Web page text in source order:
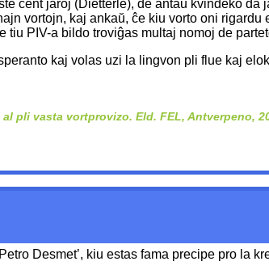
cent jaroj (Dietterle), de antaŭ kvindeko
vortojn, kaj ankaŭ, ĉe kiu vorto oni
tiu PIV-a bildo troviĝas multaj nomoj de
kaj volas uzi la lingvon pli flue kaj
pli vasta vortprovizo. Eld. FEL, Antverpeno,
Desmet’, kiu estas fama precipe pro la